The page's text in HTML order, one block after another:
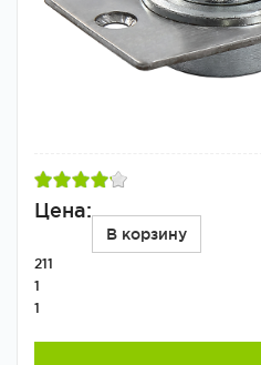
Цена:
В корзину
211
1
1